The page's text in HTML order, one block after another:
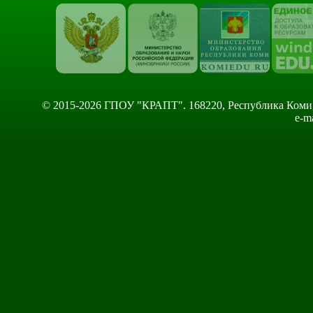
© 2015-2026 ГПОУ "КРАПТ". 168220, Республика Коми,
e-